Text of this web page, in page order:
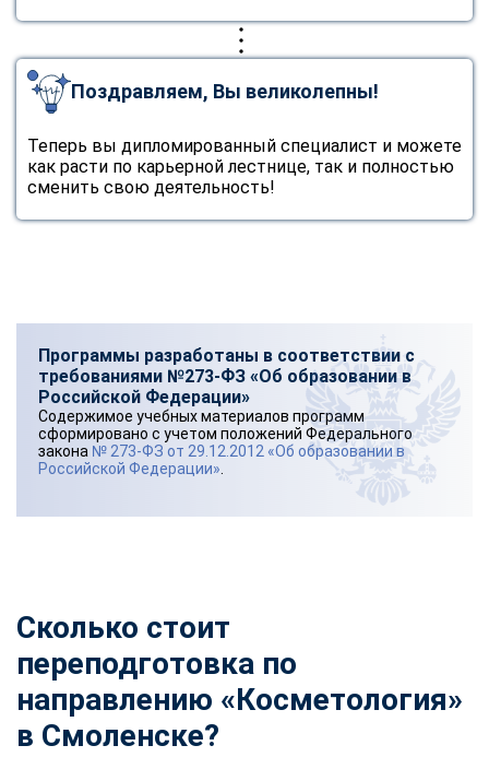
Поздравляем, Вы великолепны!
Теперь вы дипломированный специалист и можете
как расти по карьерной лестнице, так и полностью
сменить свою деятельность!
Программы разработаны в соответствии с
требованиями №273-ФЗ «Об образовании в
Российской Федерации»
Содержимое учебных материалов программ
сформировано с учетом положений Федерального
закона № 273-ФЗ от 29.12.2012 «Об образовании в
Российской Федерации»
Сколько стоит
переподготовка по
направлению «Косметология»
в Смоленске?